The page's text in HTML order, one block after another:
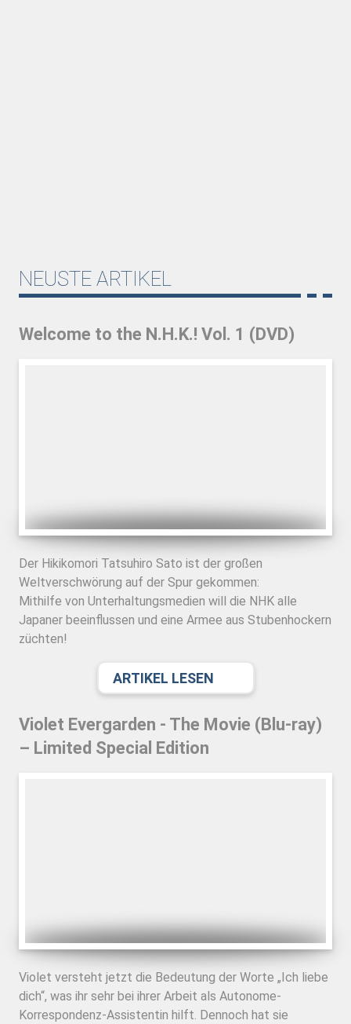
NEUSTE ARTIKEL
Welcome to the N.H.K.! Vol. 1 (DVD)
Der Hikikomori Tatsuhiro Sato ist der großen
Weltverschwörung auf der Spur gekommen:
Mithilfe von Unterhaltungsmedien will die NHK alle
Japaner beeinflussen und eine Armee aus Stubenhockern
züchten!
ARTIKEL LESEN
Violet Evergarden - The Movie (Blu-ray)
– Limited Special Edition
Violet versteht jetzt die Bedeutung der Worte „Ich liebe
dich“, was ihr sehr bei ihrer Arbeit als Autonome-
Korrespondenz-Assistentin hilft. Dennoch hat sie